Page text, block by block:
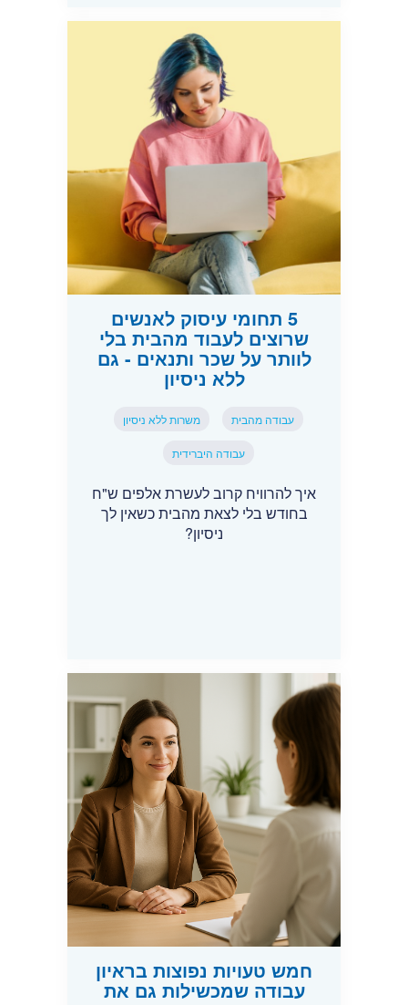
5 תחומי עיסוק לאנשים
שרוצים לעבוד מהבית בלי
לוותר על שכר ותנאים - גם
ללא ניסיון
עבודה מהבית משרות ללא ניסיון
עבודה היברידית
איך להרוויח קרוב לעשרת אלפים ש"ח
בחודש בלי לצאת מהבית כשאין לך
ניסיון?
חמש טעויות נפוצות בראיון
עבודה שמכשילות גם את